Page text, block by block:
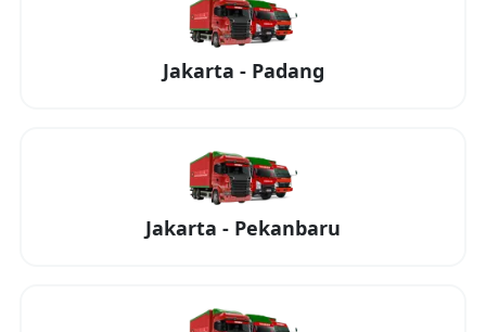
Jakarta - Padang
Jakarta - Pekanbaru